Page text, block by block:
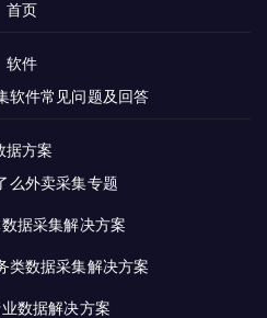
首页
软件
软件常见问题及回答
据方案
么外卖采集专题
据采集解决方案
类数据采集解决方案
数据解决方案